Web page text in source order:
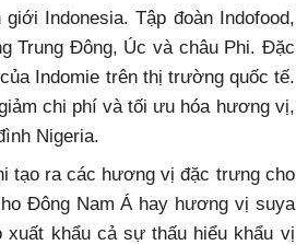
Indonesia. Tập đoàn Indofood,
Trung Đông, Úc và châu Phi. Đặc
Indomie trên thị trường quốc tế.
chi phí và tối ưu hóa hương vị,
Nigeria.
tạo ra các hương vị đặc trưng cho
Đông Nam Á hay hương vị suya
xuất khẩu cả sự thấu hiểu khẩu vị